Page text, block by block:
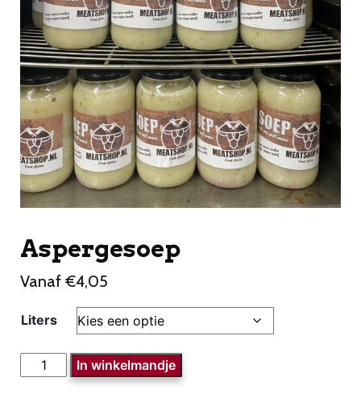
Aspergesoep
Vanaf €4,05
Liters
Aspergesoep
aantal
In winkelmandje